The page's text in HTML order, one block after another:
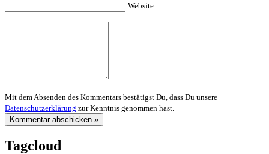
Website
Mit dem Absenden des Kommentars bestätigst Du, dass Du unsere
Datenschutzerklärung zur Kenntnis genommen hast.
Tagcloud